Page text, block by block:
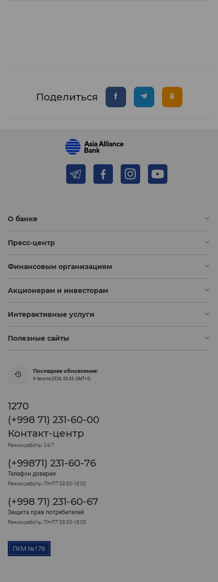
Поделиться
О банке
Пресс-центр
Финансовым организациям
Акционерам и инвесторам
Интерактивные услуги
Полезные сайты
Последнее обновление:
9 Августа 2026, 00:35 (GMT+5)
1270
(+998 71) 231-60-00
Контакт-центр
Режим работы: 24/7
(+99871) 231-60-76
Телефон доверия
Режим работы: ПН-ПТ 09:00-18:00
(+998 71) 231-60-67
Защита прав потребителей
Режим работы: ПН-ПТ 09:00-18:00